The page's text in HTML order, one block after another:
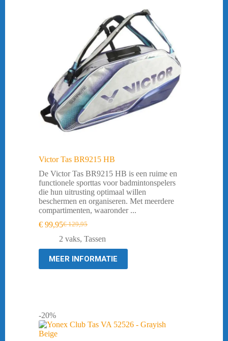
Victor Tas BR9215 HB
De Victor Tas BR9215 HB is een ruime en
functionele sporttas voor badmintonspelers
die hun uitrusting optimaal willen
beschermen en organiseren. Met meerdere
compartimenten, waaronder ...
€129,95
Oorspronkelijke
prijs
€ 129,95.
€ 99,95Huidige
prijs
€ 99,95.
2 vaks, Tassen
MEER INFORMATIE
-20%